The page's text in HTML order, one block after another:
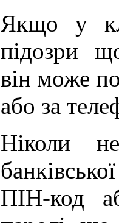
Якщо у
підозри
він може
або за
Ніколи
ПІН-код